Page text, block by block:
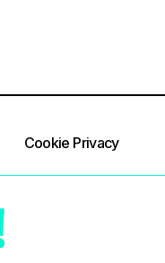
Cookie Privacy